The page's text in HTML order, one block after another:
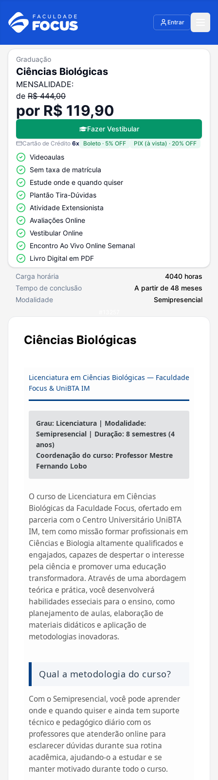
Entrar
Ciências Biológicas
Licenciatura em Ciências Biológicas — Faculdade
Focus & UniBTA IM
Grau: Licenciatura | Modalidade:
Semipresencial | Duração: 8 semestres (4
anos)
Coordenação do curso: Professor Mestre
Fernando Lobo
O curso de Licenciatura em Ciências
Biológicas da Faculdade Focus, ofertado em
parceria com o Centro Universitário UniBTA
IM, tem como missão formar profissionais em
Ciências e Biologia altamente qualificados e
engajados, capazes de despertar o interesse
pela ciência e promover uma educação
transformadora. Através de uma abordagem
teórica e prática, você desenvolverá
habilidades esseciais para o ensino, como
planejamento de aulas, elaboração de
materiais didáticos e aplicação de
metodologias inovadoras.
Qual a metodologia do curso?
Com o Semipresencial, você pode aprender
onde e quando quiser e ainda tem suporte
técnico e pedagógico diário com os
professores que atenderão online para
esclarecer dúvidas durante sua rotina
acadêmica, ajudando-o a estudar e se
manter motivado durante todo o curso.
Graduação
Ciências Biológicas
MENSALIDADE:
de R$444,00
por R$ 119,90
Fazer Vestibular
Cartão de Crédito 6x Boleto · 5% OFF PIX (à vista) · 20% OFF
Videoaulas
Sem taxa de matrícula
Estude onde e quando quiser
Plantão Tira-Dúvidas
Atividade Extensionista
Avaliações Online
Vestibular Online
Encontro Ao Vivo Online Semanal
Livro Digital em PDF
Carga horária
4040 horas
Tempo de conclusão
A partir de 48 meses
Modalidade
Semipresencial